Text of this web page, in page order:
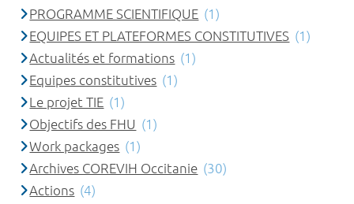
PROGRAMME SCIENTIFIQUE (1)
EQUIPES ET PLATEFORMES CONSTITUTIVES (1)
Actualités et formations (1)
Equipes constitutives (1)
Le projet TIE (1)
Objectifs des FHU (1)
Work packages (1)
Archives COREVIH Occitanie (30)
Actions (4)